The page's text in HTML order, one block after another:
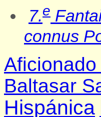
7.e
connus
Baltasar
Hispánica